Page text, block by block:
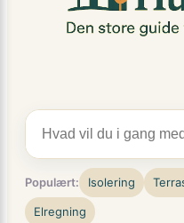
Populært: Isolering
Elregning